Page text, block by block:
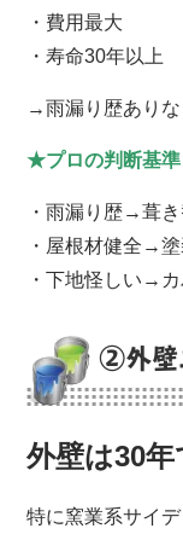
・費用最大
・寿命30年以上
→雨漏り歴ありな
★プロの判断基準
・雨漏り歴→葺き
・屋根材健全→
・下地怪しい→
②外壁
外壁は30
特に窯業系サイデ